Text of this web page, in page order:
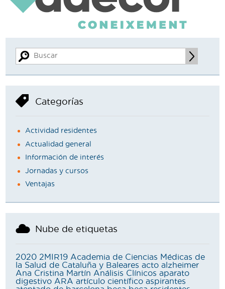
Categorías
Actividad residentes
Actualidad general
Información de interés
Jornadas y cursos
Ventajas
Nube de etiquetas
2020 2MIR19 Academia de Ciencias Médicas de
la Salud de Cataluña y Baleares acto alzheimer
Ana Cristina Martín Análisis Clínicos aparato
digestivo ARA artículo científico aspirantes